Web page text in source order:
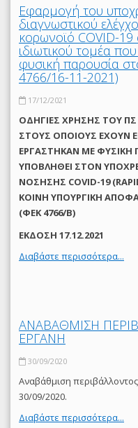
Εφαρμογή του
διαγνωστικού
κορωνοϊό COVID-
ιδιωτικού τομέα
φυσική παρουσία
4766/16-11-2021)
17/12/2021
ΟΔΗΓΙΕΣ ΧΡΗΣΗΣ ΤΟΥ
ΣΤΟΥΣ ΟΠΟΙΟΥΣ ΕΧΟΥΝ
ΕΡΓΑΣΤΗΚΑΝ ΜΕ ΦΥΣΙΚΗ
ΥΠΟΒΛΗΘΕΙ ΣΤΟΝ
ΝΟΣΗΣΗΣ COVID-19
ΚΟΙΝΗ ΥΠΟΥΡΓΙΚΗ
(ΦΕΚ 4766/Β)
ΕΚΔΟΣΗ 17.12.2021
Διαβάστε περισσότερα...
ΑΝΑΒΑΘΜΙΣΗ
ΕΡΓΑΝΗ
30/09/2020
Αναβάθμιση
30/09/2020.
Διαβάστε περισσότερα...